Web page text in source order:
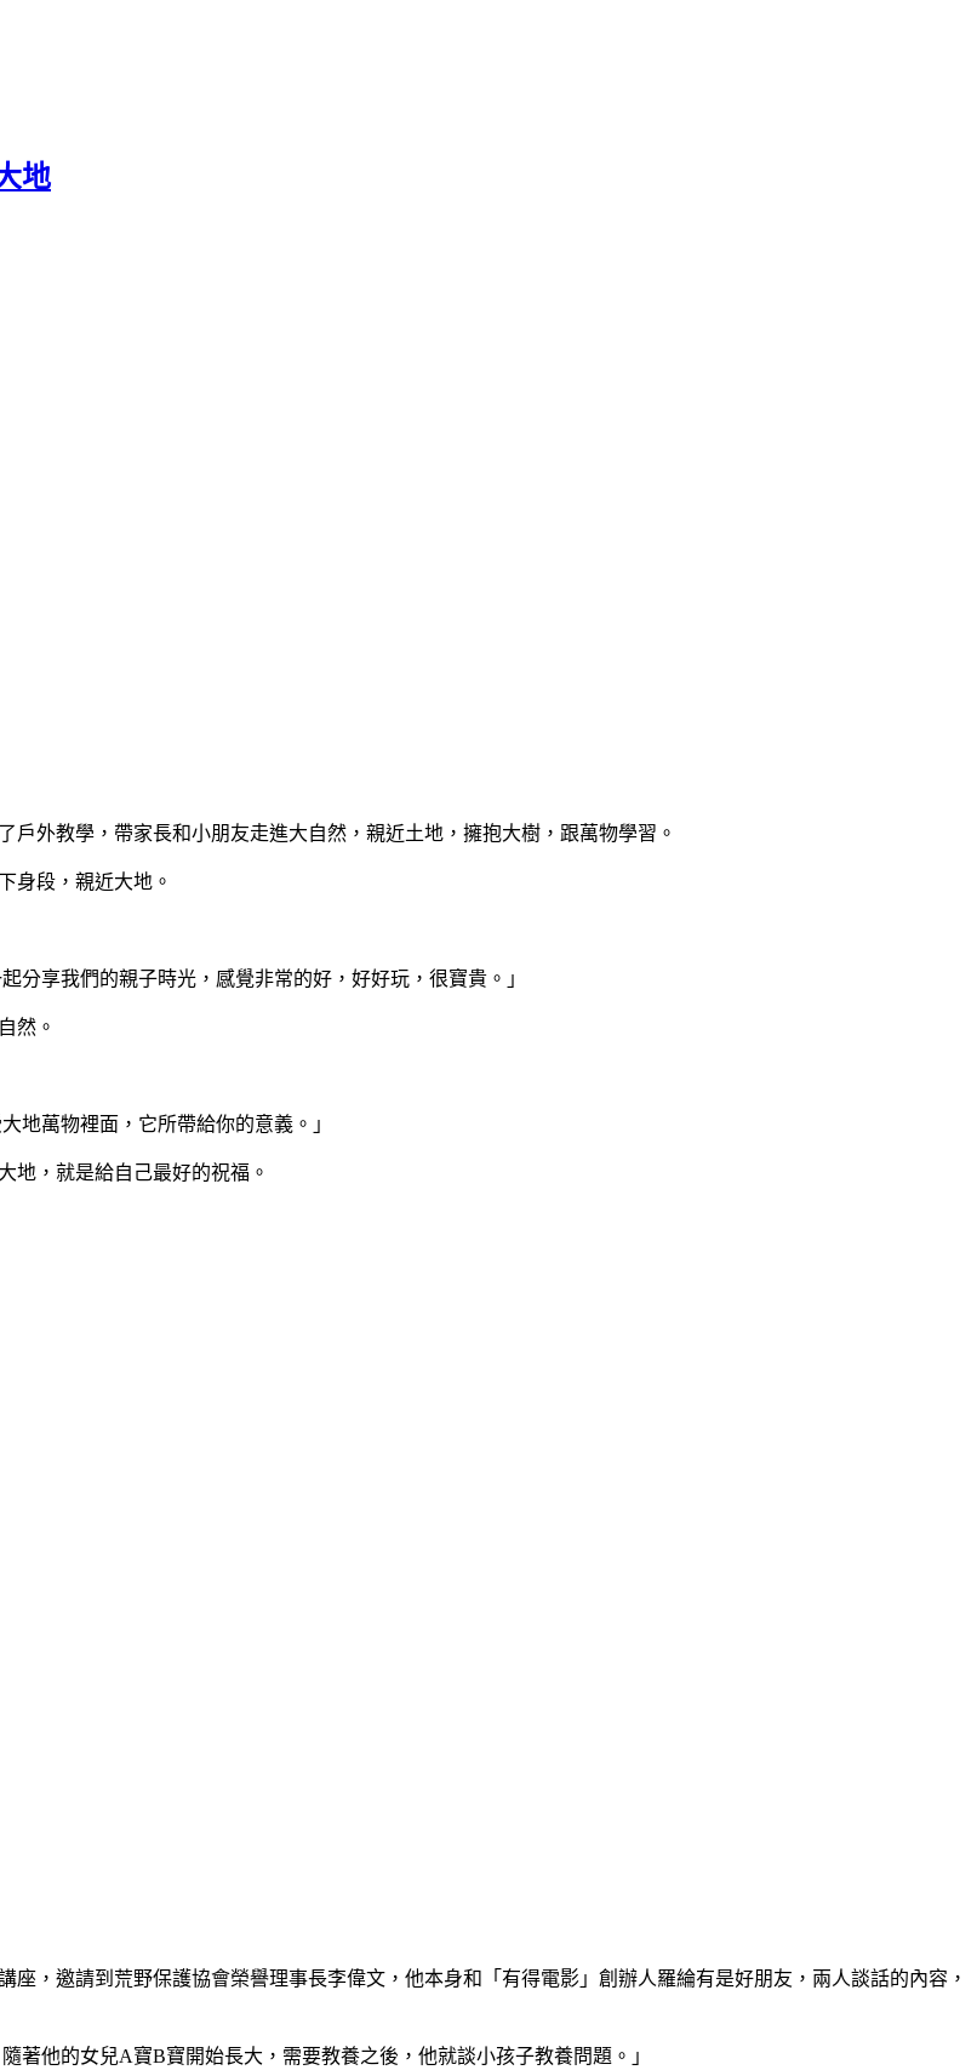
地
外教學，帶家長和小朋友走進大自然，親近土地，擁抱大樹，跟萬物學習。
身段，親近大地。
分享我們的親子時光，感覺非常的好，好好玩，很寶貴。」
然。
地萬物裡面，它所帶給你的意義。」
地，就是給自己最好的祝福。
，邀請到荒野保護協會榮譽理事長李偉文，他本身和「有得電影」創辦人羅綸有是好朋友，兩人談話的內容，
他的女兒A寶B寶開始長大，需要教養之後，他就談小孩子教養問題。」